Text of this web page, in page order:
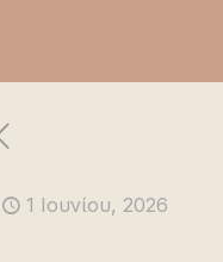
1 Ιουνίου, 2026